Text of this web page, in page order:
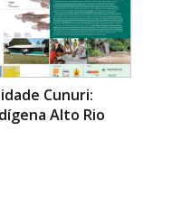
Cunuri:
Alto Rio